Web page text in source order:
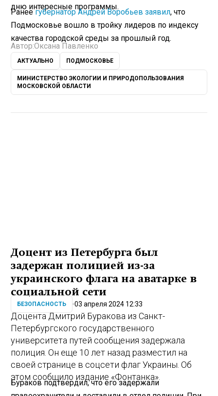
дню интересные программы.
Ранеегубернатор Андрей Воробьев заявил, что
Подмосковье вошло в тройку лидеров по индексу
качества городской среды за прошлый год.
Автор:Оксана Павленко
АКТУАЛЬНО ПОДМОСКОВЬЕ
МИНИСТЕРСТВО ЭКОЛОГИИ И ПРИРОДОПОЛЬЗОВАНИЯ
МОСКОВСКОЙ ОБЛАСТИ
Доцент из Петербурга был
задержан полицией из-за
украинского флага на аватарке в
социальной сети
БЕЗОПАСНОСТЬ 03 апреля 2024 12:33
Доцента Дмитрий Буракова из Санкт-
Петербургского государственного
университета путей сообщения задержала
полиция. Он еще 10 лет назад разместил на
своей странице в соцсети флаг Украины. Об
этом сообщило издание «Фонтанка».
Бураков подтвердил, что его задержали